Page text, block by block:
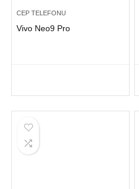
CEP TELEFONU
Vivo Neo9 Pro